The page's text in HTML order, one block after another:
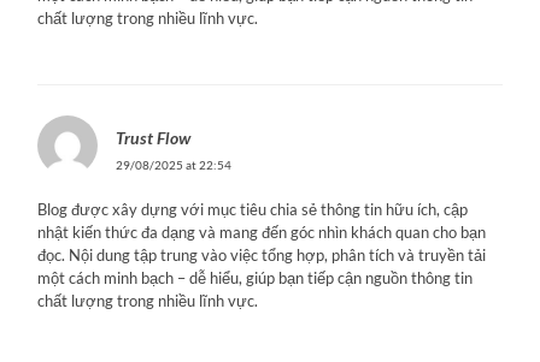
chất lượng trong nhiều lĩnh vực.
Trust Flow
29/08/2025 at 22:54
Blog được xây dựng với mục tiêu chia sẻ thông tin hữu ích, cập
nhật kiến thức đa dạng và mang đến góc nhìn khách quan cho bạn
đọc. Nội dung tập trung vào việc tổng hợp, phân tích và truyền tải
một cách minh bạch – dễ hiểu, giúp bạn tiếp cận nguồn thông tin
chất lượng trong nhiều lĩnh vực.